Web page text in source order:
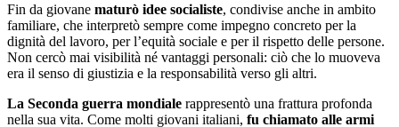
Fin da giovane maturò idee socialiste, condivise anche in ambito
familiare, che interpretò sempre come impegno concreto per la
dignità del lavoro, per l’equità sociale e per il rispetto delle persone.
Non cercò mai visibilità né vantaggi personali: ciò che lo muoveva
era il senso di giustizia e la responsabilità verso gli altri.
La Seconda guerra mondiale rappresentò una frattura profonda
nella sua vita. Come molti giovani italiani, fu chiamato alle armi